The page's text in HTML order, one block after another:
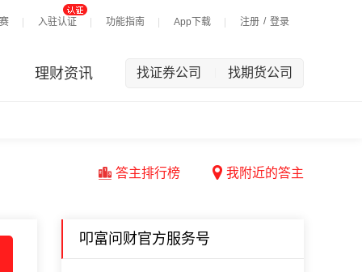
入驻认证 功能指南 App下载 注册 / 登录
理财资讯 找证券公司 找期货公司
我附近的答主
答主排行榜
叩富问财官方服务号